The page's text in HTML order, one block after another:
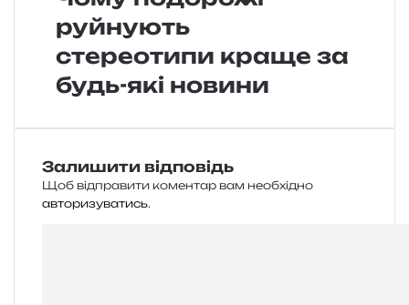
руйнують
стереотипи краще за
будь-які новини
Залишити відповідь
Щоб відправити коментар вам необхідно
авторизуватись.